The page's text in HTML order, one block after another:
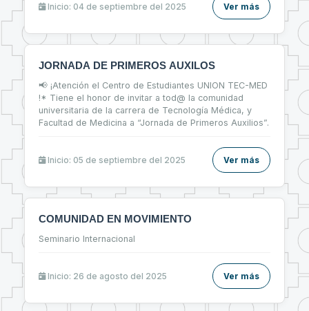
Inicio: 04 de septiembre del 2025 Ver más
JORNADA DE PRIMEROS AUXILOS
📢 ¡Atención el Centro de Estudiantes UNION TEC-MED
!* Tiene el honor de invitar a tod@ la comunidad
universitaria de la carrera de Tecnología Médica, y
Facultad de Medicina a “Jornada de Primeros Auxilios”.
Inicio: 05 de septiembre del 2025 Ver más
COMUNIDAD EN MOVIMIENTO
Seminario Internacional
Inicio: 26 de agosto del 2025 Ver más